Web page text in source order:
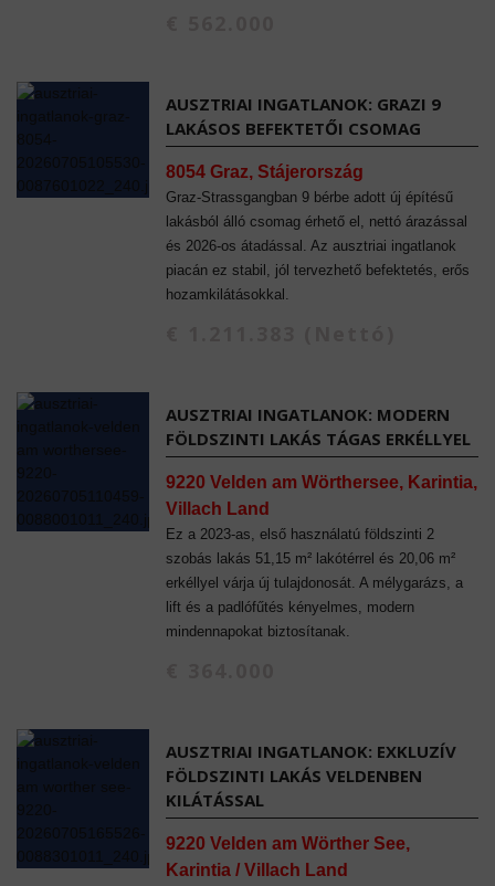
AUSZTRIAI INGATLANOK: GRAZI 9
LAKÁSOS BEFEKTETŐI CSOMAG
8054 Graz, Stájerország
Graz-Strassgangban 9 bérbe adott új építésű
lakásból álló csomag érhető el, nettó árazással
és 2026-os átadással. Az ausztriai ingatlanok
piacán ez stabil, jól tervezhető befektetés, erős
hozamkilátásokkal.
AUSZTRIAI INGATLANOK: MODERN
FÖLDSZINTI LAKÁS TÁGAS ERKÉLLYEL
9220 Velden am Wörthersee, Karintia,
Villach Land
Ez a 2023-as, első használatú földszinti 2
szobás lakás 51,15 m² lakótérrel és 20,06 m²
erkéllyel várja új tulajdonosát. A mélygarázs, a
lift és a padlófűtés kényelmes, modern
mindennapokat biztosítanak.
AUSZTRIAI INGATLANOK: EXKLUZÍV
FÖLDSZINTI LAKÁS VELDENBEN
KILÁTÁSSAL
9220 Velden am Wörther See,
Karintia / Villach Land